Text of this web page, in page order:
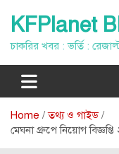
content
KFPlanet
চাকরির খবর : ভর্তি :
Home
তথ্য ও গাইড
মেঘনা গ্রুপে নিয়োগ